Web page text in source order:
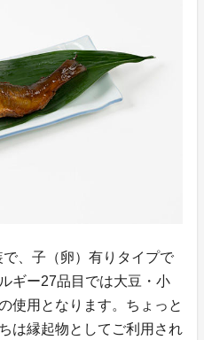
、子（卵）有りタイプで
ギー27品目では大豆・小
使用となります。ちょっと
は縁起物としてご利用され